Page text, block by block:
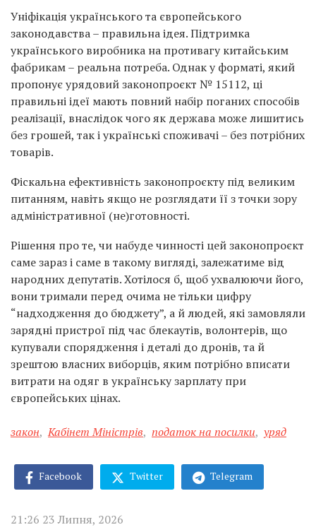
Уніфікація українського та європейського
законодавства – правильна ідея. Підтримка
українського виробника на противагу китайським
фабрикам – реальна потреба. Однак у форматі, який
пропонує урядовий законопроєкт № 15112, ці
правильні ідеї мають повний набір поганих способів
реалізації, внаслідок чого як держава може лишитись
без грошей, так і українські споживачі – без потрібних
товарів.
Фіскальна ефективність законопроєкту під великим
питанням, навіть якщо не розглядати її з точки зору
адміністративної (не)готовності.
Рішення про те, чи набуде чинності цей законопроєкт
саме зараз і саме в такому вигляді, залежатиме від
народних депутатів. Хотілося б, щоб ухвалюючи його,
вони тримали перед очима не тільки цифру
“надходження до бюджету”, а й людей, які замовляли
зарядні пристрої під час блекаутів, волонтерів, що
купували спорядження і деталі до дронів, та й
зрештою власних виборців, яким потрібно вписати
витрати на одяг в українську зарплату при
європейських цінах.
закон, Кабінет Міністрів, податок на посилки, уряд
Facebook Twitter Telegram
21:26 23 Липня, 2026